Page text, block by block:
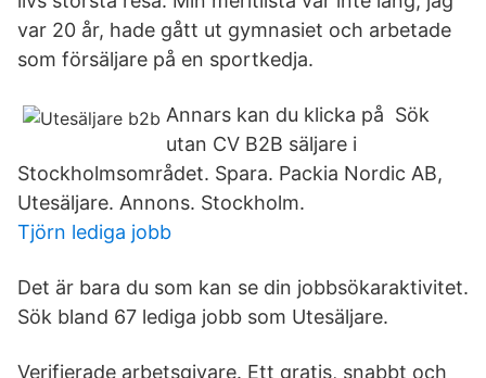
var 20 år, hade gått ut gymnasiet och arbetade
som försäljare på en sportkedja.
Annars kan du klicka på Sök
utan CV B2B säljare i
Stockholmsområdet. Spara. Packia Nordic AB,
Utesäljare. Annons. Stockholm.
Tjörn lediga jobb
Det är bara du som kan se din jobbsökaraktivitet.
Sök bland 67 lediga jobb som Utesäljare.
Verifierade arbetsgivare. Ett gratis, snabbt och